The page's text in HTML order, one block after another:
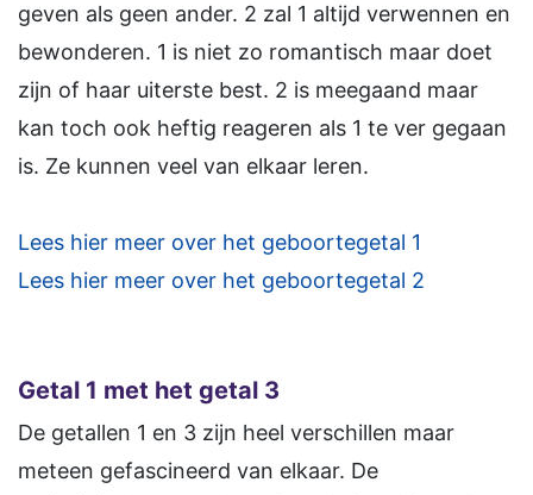
geven als geen ander. 2 zal 1 altijd verwennen en
bewonderen. 1 is niet zo romantisch maar doet
zijn of haar uiterste best. 2 is meegaand maar
kan toch ook heftig reageren als 1 te ver gegaan
is. Ze kunnen veel van elkaar leren.
Lees hier meer over het geboortegetal 1
Lees hier meer over het geboortegetal 2
Getal 1 met het getal 3
De getallen 1 en 3 zijn heel verschillen maar
meteen gefascineerd van elkaar. De